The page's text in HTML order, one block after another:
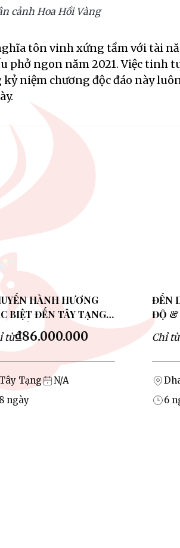
cảnh Hoa Hồi Vàng
tôn vinh xứng tầm với tài
ngon năm 2021. Việc tinh
kỷ niệm chương độc đáo này
HÀNH HƯƠNG
BIỆT ĐẾN TÂY TẠNG
ĐẤT CHƯ THIÊN
từ₫86.000.000
Tạng
ngày
N/A
ĐẾN
ĐỘ &
ĐỨC
Chỉ từ
6